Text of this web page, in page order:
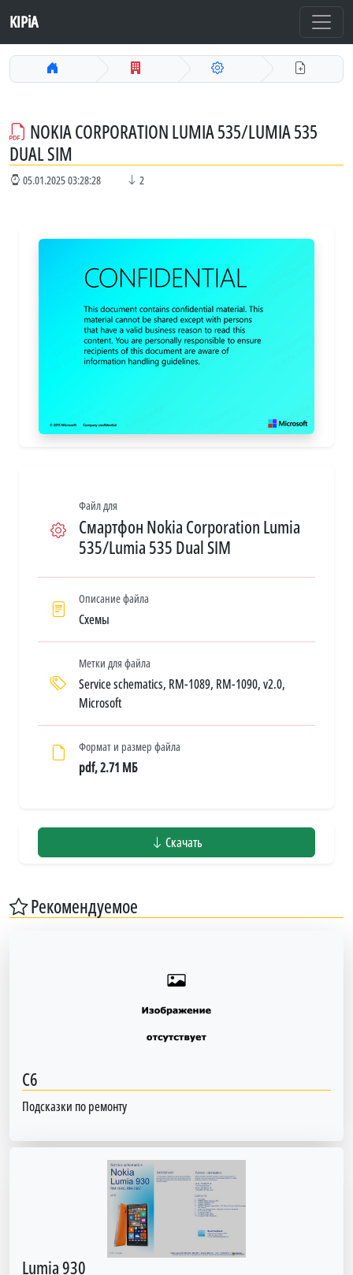
KIPiA
NOKIA CORPORATION LUMIA 535/LUMIA 535
DUAL SIM
05.01.2025 03:28:28 2
Файл для
Смартфон Nokia Corporation Lumia
535/Lumia 535 Dual SIM
Описание файла
Схемы
Метки для файла
Service schematics, RM-1089, RM-1090, v2.0,
Microsoft
Формат и размер файла
pdf, 2.71 МБ
Скачать
Рекомендуемое
C6
Подсказки по ремонту
Lumia 930